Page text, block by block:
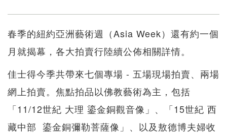
春季的紐約亞洲藝術週（Asia Week）還有約一個
月就揭幕，各大拍賣行陸續公佈相關詳情。
佳士得今季共帶來七個專場 - 五場現場拍賣、兩場
網上拍賣。焦點拍品以佛教藝術為主，包括
「11/12世紀 大理 鎏金銅觀音像」、「15世紀 西
藏中部 鎏金銅彌勒菩薩像」、以及敖德博夫婦收